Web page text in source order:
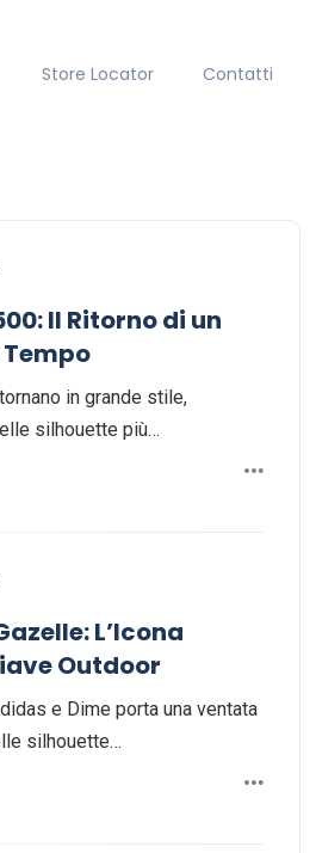
Store Locator Contatti
Il Ritorno di un
in grande stile,
silhouette più…
L’Icona
Outdoor
e Dime porta una ventata
silhouette…